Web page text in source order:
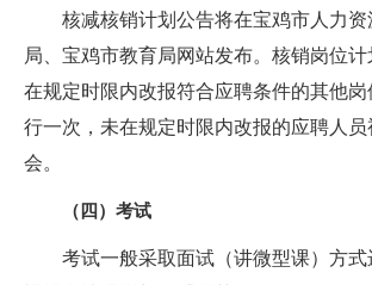
核减核销计划公告将在宝鸡市人力
局、宝鸡市教育局网站发布。核销岗位
在规定时限内改报符合应聘条件的其他
行一次，未在规定时限内改报的应聘人
会。
（四）考试
考试一般采取面试（讲微型课）方